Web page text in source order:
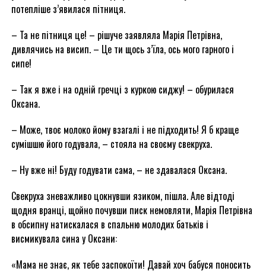
потепліше з’явилася пітниця.
– Та не пітниця це! – рішуче заявляла Марія Петрівна,
дивлячись на висип. – Це ти щось з’їла, ось мого гарного і
сипе!
– Так я вже і на одній гречці з куркою сиджу! – обурилася
Оксана.
– Може, твоє молоко йому взагалі і не підходить! Я б краще
сумішшю його годувала, – стояла на своєму свекруха.
– Ну вже ні! Буду годувати сама, – не здавалася Оксана.
Свекруха зневажливо цокнувши язиком, пішла. Але відтоді
щодня вранці, щойно почувши писк немовляти, Марія Петрівна
в обсипну натискалася в спальню молодих батьків і
висмикувала сина у Оксани:
«Мама не знає, як тебе заспокоїти! Давай хоч бабуся поносить